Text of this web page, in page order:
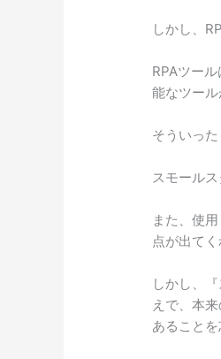
しかし、
RPAツー
能なツール
そういっ
スモール
また、使
点が出て
しかし、
えで、本
あることを